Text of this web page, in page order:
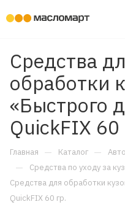
Средства
обработки
«Быстрого
QuickFIX 60
Главная — Каталог —
— Средства по уходу за
Средства для обработки
QuickFIX 60 гр.